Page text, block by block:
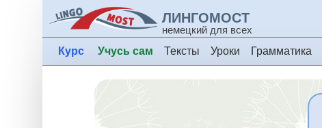
ЛИНГОМОСТ
немецкий для всех
Курс Учусь сам Тексты Уроки Грамматика